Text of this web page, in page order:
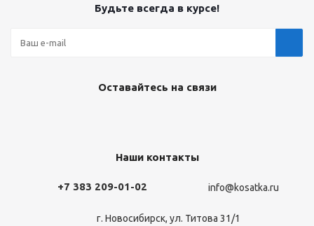
Будьте всегда в курсе!
Оставайтесь на связи
Наши контакты
+7 383 209-01-02 info@kosatka.ru
г. Новосибирск, ул. Титова 31/1